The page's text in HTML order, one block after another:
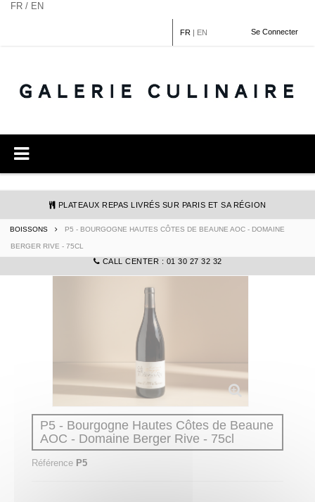
FR / EN
Se Connecter
FR| EN
PLATEAUX REPAS LIVRÉS SUR PARIS ET SA RÉGION
COMMANDE@GALERIECULINAIRE.FR
CALL CENTER : 01 30 27 32 32
BOISSONS P5 - BOURGOGNE HAUTES CÔTES DE BEAUNE AOC - DOMAINE
BERGER RIVE - 75CL
P5 - Bourgogne Hautes Côtes de Beaune
AOC - Domaine Berger Rive - 75cl
Référence P5
Panneau de gestion des cookies